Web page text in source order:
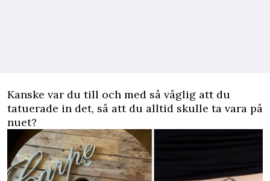
Kanske var du till och med så våglig att du
tatuerade in det, så att du alltid skulle ta vara på
nuet?